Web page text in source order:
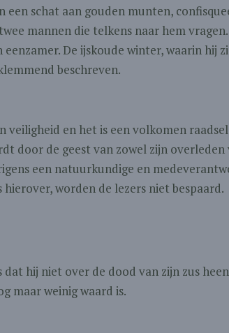
een schat aan gouden munten,
mannen die telkens naar hem
De ijskoude winter, waarin hij
beschreven.
veiligheid en het is een volkomen
door de geest van zowel zijn
een natuurkundige en
worden de lezers niet bespaard.
dat hij niet over de dood van zijn zus
maar weinig waard is.